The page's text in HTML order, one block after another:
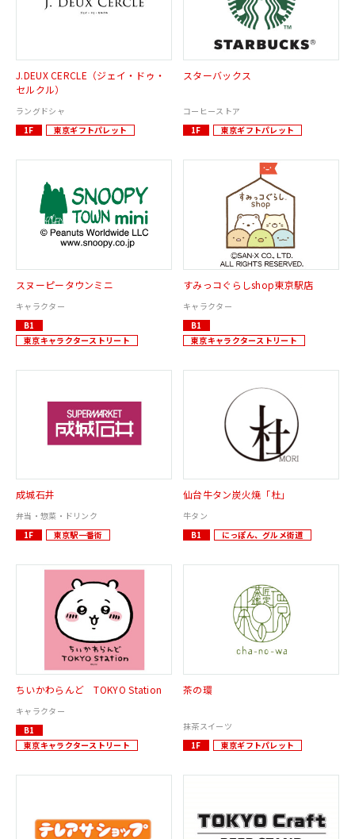
J.DEUX CERCLE（ジェイ・ドゥ・
セルクル）
ラングドシャ
1F
東京ギフトパレット
スターバックス
コーヒーストア
1F
東京ギフトパレット
スヌーピータウンミニ
キャラクター
B1
東京キャラクターストリート
すみっコぐらしshop東京駅店
キャラクター
B1
東京キャラクターストリート
成城石井
弁当・惣菜・ドリンク
1F
東京駅一番街
仙台牛タン炭火焼「杜」
牛タン
B1
にっぽん、グルメ街道
ちいかわらんど TOKYO Station
キャラクター
B1
東京キャラクターストリート
茶の環
抹茶スイーツ
1F
東京ギフトパレット